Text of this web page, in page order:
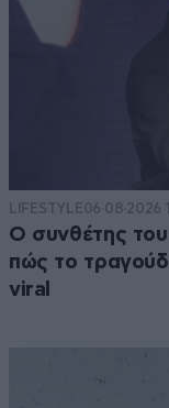
LIFESTYLE06·08·2026
Ο συνθέτης
πώς το
viral